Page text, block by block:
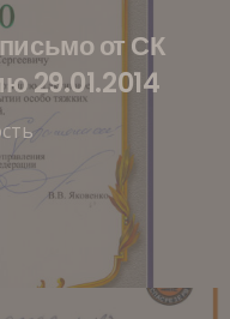
от СК
29.01.2014